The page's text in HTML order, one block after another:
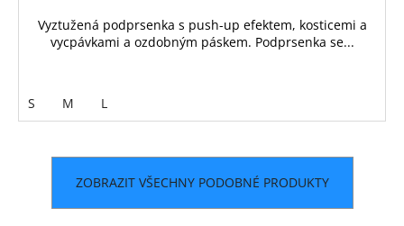
Vyztužená podprsenka s push-up efektem, kosticemi a
vycpávkami a ozdobným páskem. Podprsenka se...
S M L
ZOBRAZIT VŠECHNY PODOBNÉ PRODUKTY